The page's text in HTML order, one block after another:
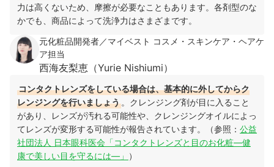
力は高くないため、摩擦が必要なこともあります。各剤型のな
かでも、商品によって洗浄力はさまざまです。
元化粧品開発者／マイベスト コスメ・スキンケア・ヘアケ
ア担当
西海友梨恵（Yurie Nishiumi）
コンタクトレンズをしている場合は、基本的に外してからク
レンジングを行いましょう 。クレンジング剤が目に入ること
があり、レンズが汚れる可能性や、クレンジングオイルによっ
てレンズが変形する可能性が報告されています。（参照： 公益
社団法人 日本眼科医会「コンタクトレンズと目のお化粧—健
康で美しい目を守るには—」 ）